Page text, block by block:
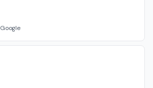
Google